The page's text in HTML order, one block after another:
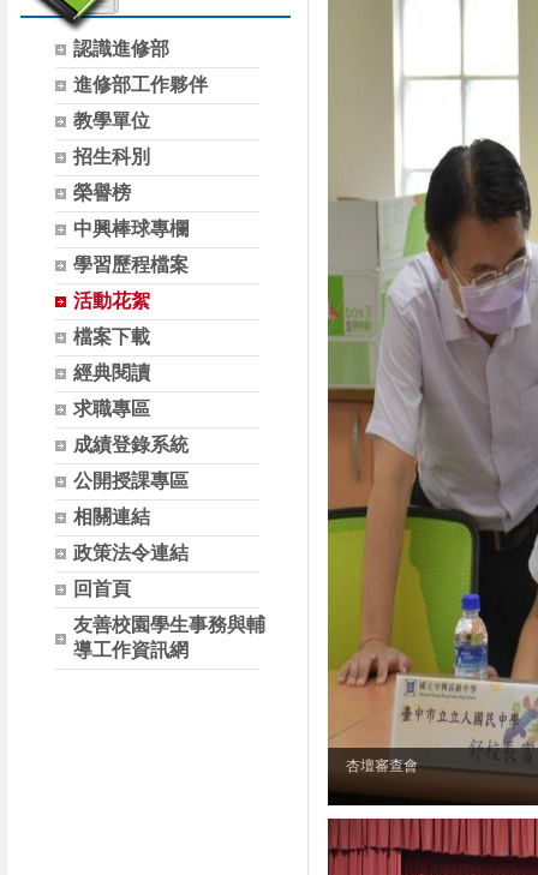
認識進修部
進修部工作夥伴
教學單位
招生科別
榮譽榜
中興棒球專欄
學習歷程檔案
活動花絮
檔案下載
經典閱讀
求職專區
成績登錄系統
公開授課專區
相關連結
政策法令連結
回首頁
友善校園學生事務與輔
導工作資訊網